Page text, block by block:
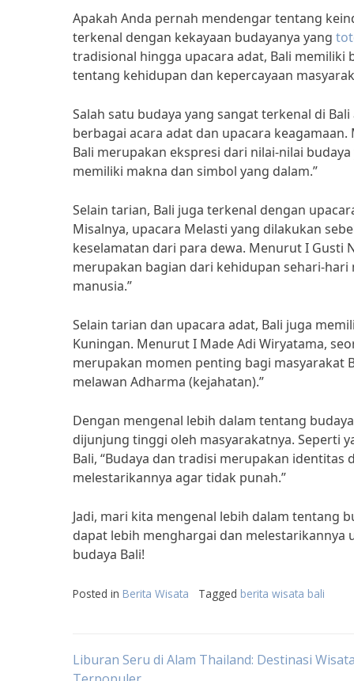
Apakah Anda pernah mendengar tentang
terkenal dengan kekayaan budayanya yang
tradisional hingga upacara adat, Bali
tentang kehidupan dan kepercayaan
Salah satu budaya yang sangat terkenal di
berbagai acara adat dan upacara
Bali merupakan ekspresi dari nilai-nilai
memiliki makna dan simbol yang dalam.”
Selain tarian, Bali juga terkenal dengan
Misalnya, upacara Melasti yang dilakukan
keselamatan dari para dewa. Menurut I Gusti
merupakan bagian dari kehidupan sehari-
manusia.”
Selain tarian dan upacara adat, Bali juga
Kuningan. Menurut I Made Adi Wiryatama,
merupakan momen penting bagi masyarakat
melawan Adharma (kejahatan).”
Dengan mengenal lebih dalam tentang
dijunjung tinggi oleh masyarakatnya. Seperti
Bali, “Budaya dan tradisi merupakan
melestarikannya agar tidak punah.”
Jadi, mari kita mengenal lebih dalam tentang
dapat lebih menghargai dan melestarikannya
budaya Bali!
Posted in Berita Wisata Tagged berita wisata bali
Post
Liburan Seru di Alam Thailand: Destinasi Wisata